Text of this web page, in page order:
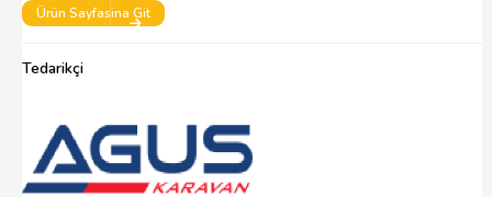
Ürün Sayfasina Git
Tedarikçi